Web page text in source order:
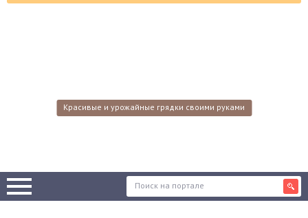
Красивые и урожайные грядки своими руками